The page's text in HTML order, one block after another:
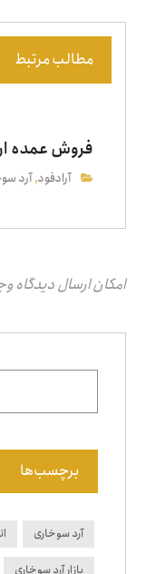
مطالب مرتبط
فروش عمده
آرادفود,آرد
امکان ارسال دیدگاه
برچسب‌ها
آرد سوخاری
بازار آرد سوخاری